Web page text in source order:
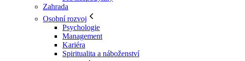
Zahrada
Osobní rozvoj
Psychologie
Management
Kariéra
Spiritualita a náboženství